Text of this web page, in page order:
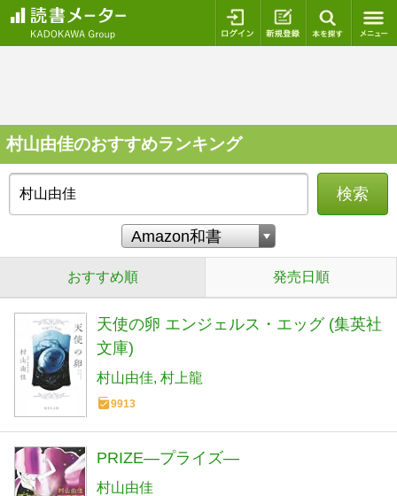
ログイン 新規登録
村山由佳のおすすめランキング
検索
おすすめ順 発売日順
天使の卵 エンジェルス・エッグ (集英社
文庫)
村山由佳 村上龍
9913
PRIZE―プライズ―
村山由佳